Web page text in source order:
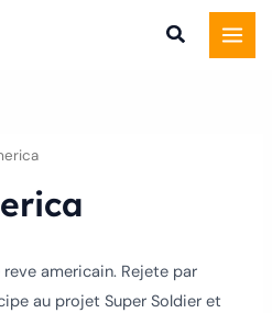
americain. Rejete par
au projet Super Soldier et